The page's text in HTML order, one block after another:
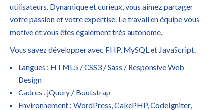
utilisateurs. Dynamique et curieux, vous aimez partager
votre passion et votre expertise. Le travail en équipe vous
motive et vous êtes également très autonome.
Vous savez développer avec PHP, MySQL et JavaScript.
Langues : HTML5 / CSS3 / Sass / Responsive Web
Design
Cadres : jQuery / Bootstrap
Environnement : WordPress, CakePHP, CodeIgniter,